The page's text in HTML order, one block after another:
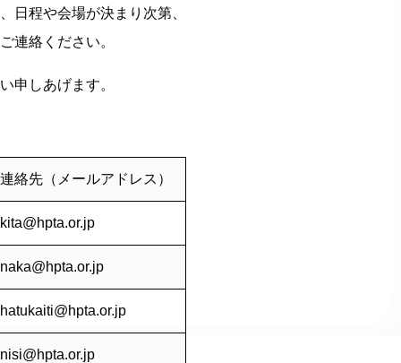
日程や会場が決まり次第、
連絡ください。
申しあげます。
連絡先（メールアドレス）
kita@hpta.or.jp
naka@hpta.or.jp
hatukaiti@hpta.or.jp
nisi@hpta.or.jp